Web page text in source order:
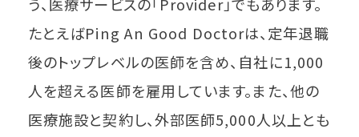
う、医療サービスの「Provider」でもあります。
たとえばPing An Good Doctorは、定年退職
後のトップレベルの医師を含め、自社に1,000
人を超える医師を雇用しています。また、他の
医療施設と契約し、外部医師5,000人以上とも